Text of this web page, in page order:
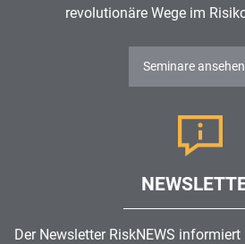
revolutionäre Wege im
Seminare ansehen
Der Newsletter RiskNEWS